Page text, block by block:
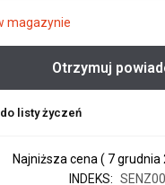
magazynie
listy życzeń
Najniższa cena ( 7 grudnia
INDEKS: